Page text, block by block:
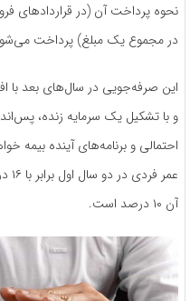
نحوه پرداخت آن (در قراردادهای
در مجموع یک مبلغ) پرداخت
این صرفه‌جویی در سال‌های بعد
و با تشکیل یک سرمایه زنده،
احتمالی و برنامه‌های آینده بیمه
آن ۱۰ درصد است.